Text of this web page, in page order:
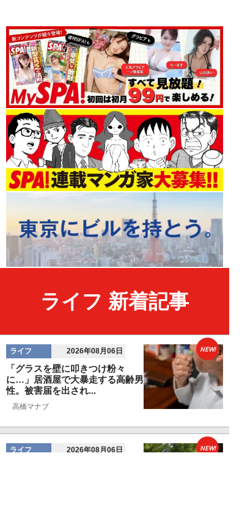
ライフ 新着記事
ライフ 2026年08月06日
「グラスを壁に叩きつけ粉々
に…」居酒屋で大暴走する高齢男
性。被害届を出され...
高橋マナブ
NEW!
ライフ 2026年08月06日 NEW!